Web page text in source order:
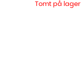
Tomt på lager